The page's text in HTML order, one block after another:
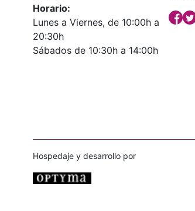
Horario:
Lunes a Viernes, de 10:00h a
20:30h
Sábados de 10:30h a 14:00h
Hospedaje y desarrollo por